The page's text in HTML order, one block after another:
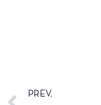
PREV.